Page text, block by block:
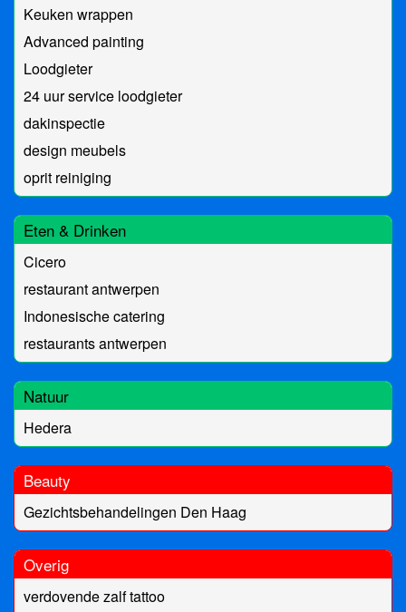
Keuken wrappen
Advanced painting
Loodgieter
24 uur service loodgieter
dakinspectie
design meubels
oprit reiniging
Eten & Drinken
Cicero
restaurant antwerpen
Indonesische catering
restaurants antwerpen
Natuur
Hedera
Beauty
Gezichtsbehandelingen Den Haag
Overig
verdovende zalf tattoo